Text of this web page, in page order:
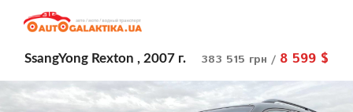
SsangYong Rexton , 2007 г. 383 515 грн / 8 599 $